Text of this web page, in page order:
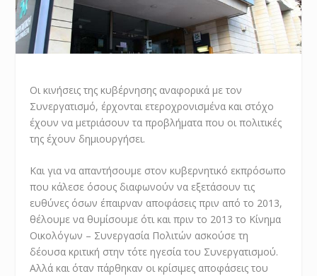
Οι κινήσεις της κυβέρνησης αναφορικά με τον
Συνεργατισμό, έρχονται ετεροχρονισμένα και στόχο
έχουν να μετριάσουν τα προβλήματα που οι πολιτικές
της έχουν δημιουργήσει.
Και για να απαντήσουμε στον κυβερνητικό εκπρόσωπο
που κάλεσε όσους διαφωνούν να εξετάσουν τις
ευθύνες όσων έπαιρναν αποφάσεις πριν από το 2013,
θέλουμε να θυμίσουμε ότι και πριν το 2013 το Κίνημα
Οικολόγων – Συνεργασία Πολιτών ασκούσε τη
δέουσα κριτική στην τότε ηγεσία του Συνεργατισμού.
Αλλά και όταν πάρθηκαν οι κρίσιμες αποφάσεις του